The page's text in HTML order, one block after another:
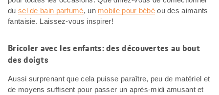
du sel de bain parfumé, un mobile pour bébéou des aimants
fantaisie. Laissez-vous inspirer!
Bricoler avec les enfants: des découvertes au bout
des doigts
Aussi surprenant que cela puisse paraître, peu de matériel et
de moyens suffisent pour passer un après-midi amusant et